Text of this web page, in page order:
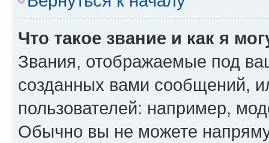
Что такое звание и как я
Звания, отображаемые под
созданных вами сообщений,
пользователей: например,
Обычно вы не можете